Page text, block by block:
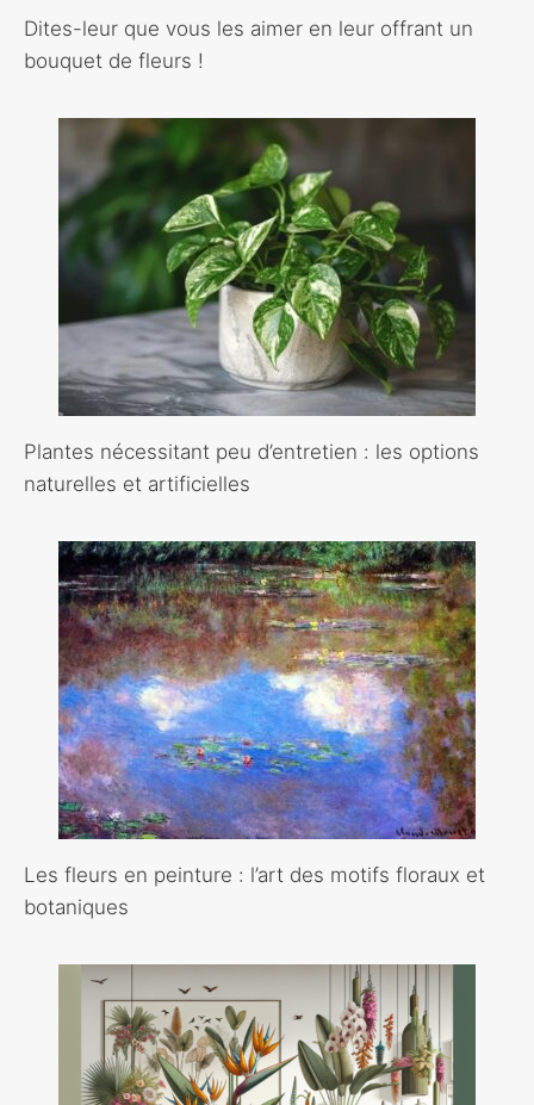
Dites-leur que vous les aimer en leur offrant un
bouquet de fleurs !
Plantes nécessitant peu d’entretien : les options
naturelles et artificielles
Les fleurs en peinture : l’art des motifs floraux et
botaniques